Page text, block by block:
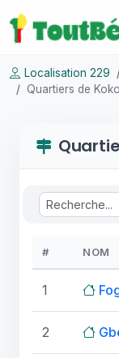
Localisation 229
Quartiers de
# NOM
1
2